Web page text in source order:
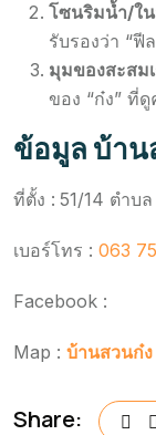
โซนริมน้ำ/ใ
รับรองว่า “ฟี
มุมของสะสม
ของ “ก๋ง” ที่
ข้อมูล บ้าน
ที่ตั้ง : 51/14 ตำบ
เบอร์โทร : 063
Facebook :
Map : บ้านสวนก๋ง
Share: